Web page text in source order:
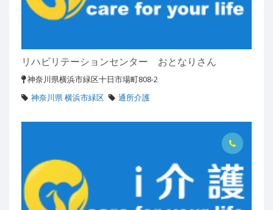
リハビリテーションセンター おとなりさん
神奈川県横浜市緑区十日市場町808-2
神奈川県 横浜市緑区
通所介護